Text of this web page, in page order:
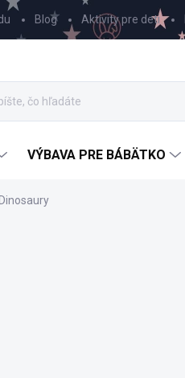
Blog Aktivity pre deti
VÝBAVA PRE BÁBÄTKO